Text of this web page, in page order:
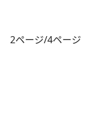
2ページ/4ページ